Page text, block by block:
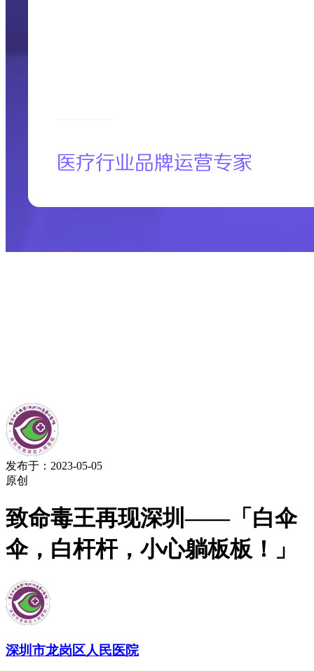
发布于：2023-05-05
原创
致命毒王再现深圳——「白伞
伞，白杆杆，小心躺板板！」
深圳市龙岗区人民医院